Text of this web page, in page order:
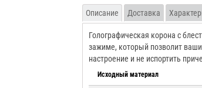
Описание Доставка
Голографическая корона с
зажиме, который позволит
настроение и не испортить
Исходный материал